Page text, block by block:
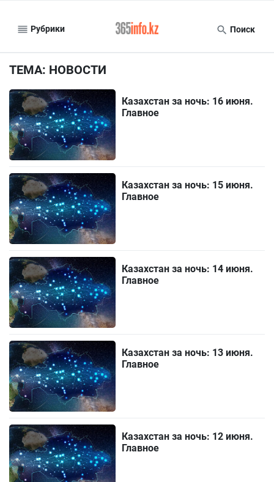
Рубрики Поиск
ТЕМА: НОВОСТИ
Казахстан за ночь: 16 июня.
Главное
Казахстан за ночь: 15 июня.
Главное
Казахстан за ночь: 14 июня.
Главное
Казахстан за ночь: 13 июня.
Главное
Казахстан за ночь: 12 июня.
Главное